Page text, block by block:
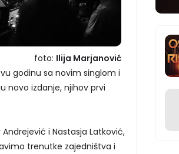
foto: Ilija Marjanović
godinu sa novim singlom i
novo izdanje, njihov prvi
i Nastasja Latković,
trenutke zajedništva i